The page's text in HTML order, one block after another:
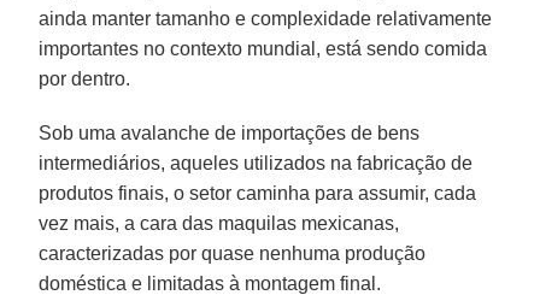
ainda manter tamanho e complexidade relativamente
importantes no contexto mundial, está sendo comida
por dentro.
Sob uma avalanche de importações de bens
intermediários, aqueles utilizados na fabricação de
produtos finais, o setor caminha para assumir, cada
vez mais, a cara das maquilas mexicanas,
caracterizadas por quase nenhuma produção
doméstica e limitadas à montagem final.